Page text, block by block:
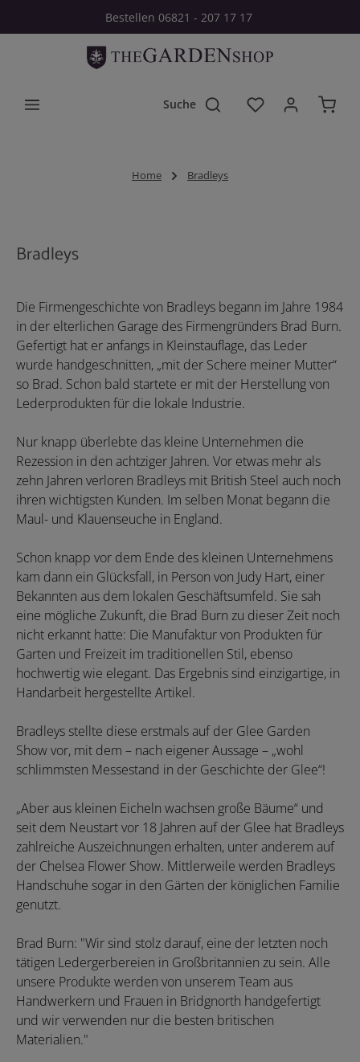
Zum Hauptinhalt springenBestellen 06821 - 207 17 17
Du hast 0
Home Bradleys
Bradleys
Die Firmengeschichte von Bradleys begann im Jahre 1984
in der elterlichen Garage des Firmengründers Brad Burn.
Gefertigt hat er anfangs in Kleinstauflage, das Leder
wurde handgeschnitten, „mit der Schere meiner Mutter“
so Brad. Schon bald startete er mit der Herstellung von
Lederprodukten für die lokale Industrie.
Nur knapp überlebte das kleine Unternehmen die
Rezession in den achtziger Jahren. Vor etwas mehr als
zehn Jahren verloren Bradleys mit British Steel auch noch
ihren wichtigsten Kunden. Im selben Monat begann die
Maul- und Klauenseuche in England.
Schon knapp vor dem Ende des kleinen Unternehmens
kam dann ein Glücksfall, in Person von Judy Hart, einer
Bekannten aus dem lokalen Geschäftsumfeld. Sie sah
eine mögliche Zukunft, die Brad Burn zu dieser Zeit noch
nicht erkannt hatte: Die Manufaktur von Produkten für
Garten und Freizeit im traditionellen Stil, ebenso
hochwertig wie elegant. Das Ergebnis sind einzigartige, in
Handarbeit hergestellte Artikel.
Bradleys stellte diese erstmals auf der Glee Garden
Show vor, mit dem – nach eigener Aussage – „wohl
schlimmsten Messestand in der Geschichte der Glee“!
„Aber aus kleinen Eicheln wachsen große Bäume“ und
seit dem Neustart vor 18 Jahren auf der Glee hat Bradleys
zahlreiche Auszeichnungen erhalten, unter anderem auf
der Chelsea Flower Show. Mittlerweile werden Bradleys
Handschuhe sogar in den Gärten der königlichen Familie
genutzt.
Brad Burn: "Wir sind stolz darauf, eine der letzten noch
tätigen Ledergerbereien in Großbritannien zu sein. Alle
unsere Produkte werden von unserem Team aus
Handwerkern und Frauen in Bridgnorth handgefertigt
und wir verwenden nur die besten britischen
Materialien."